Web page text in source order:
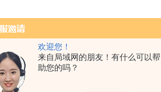
欢迎您！
来自局域网的朋友！有什么可以帮
助您的吗？